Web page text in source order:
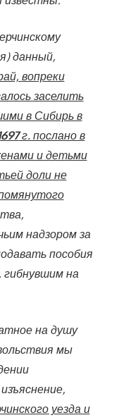
данный,
вопреки
заселить
в Сибирь в
г. послано в
и детьми
доли не
надзором за
пособия
на
на душу
мы
уезда и